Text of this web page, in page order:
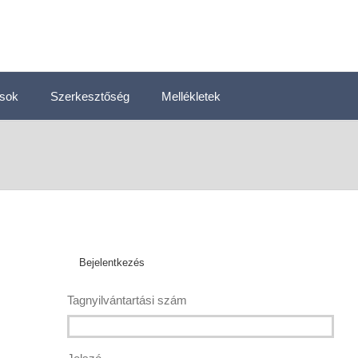
Szerkesztőség Mellékletek
Bejelentkezés
Tagnyilvántartási szám